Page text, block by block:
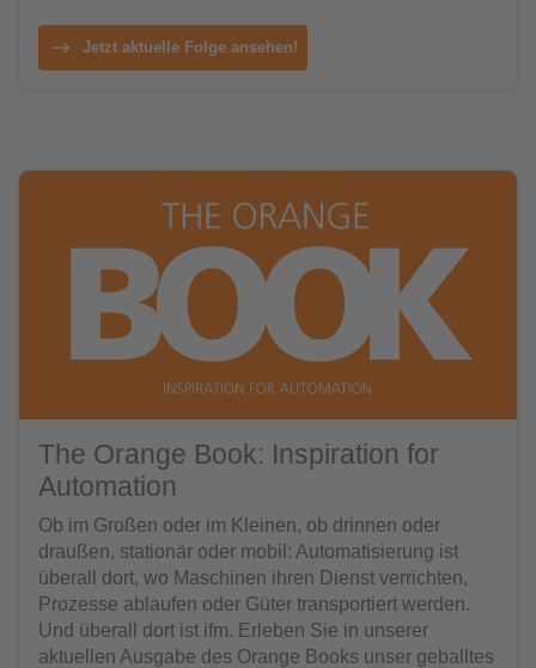
Jetzt aktuelle Folge ansehen!
The Orange Book: Inspiration for
Automation
Ob im Großen oder im Kleinen, ob drinnen oder
draußen, stationär oder mobil: Automatisierung ist
überall dort, wo Maschinen ihren Dienst verrichten,
Prozesse ablaufen oder Güter transportiert werden.
Und überall dort ist ifm. Erleben Sie in unserer
aktuellen Ausgabe des Orange Books unser geballtes